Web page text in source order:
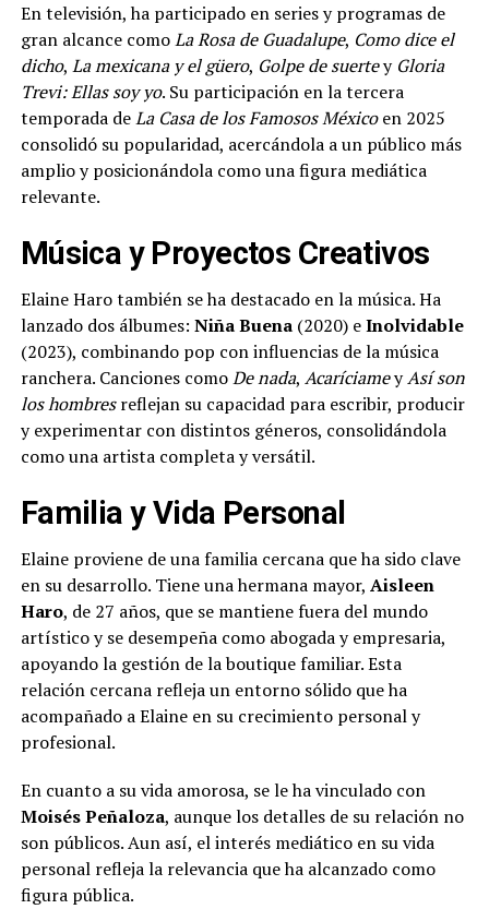
En televisión, ha participado en series y programas de
gran alcance comoLa Rosa de Guadalupe, Como dice el
dicho, La mexicana y el güero, Golpe de suertey Gloria
Trevi: Ellas soy yo. Su participación en la tercera
temporada deLa Casa de los Famosos Méxicoen 2025
consolidó su popularidad, acercándola a un público más
amplio y posicionándola como una figura mediática
relevante.
Música y Proyectos Creativos
Elaine Haro también se ha destacado en la música. Ha
lanzado dos álbumes: Niña Buena(2020) eInolvidable
(2023), combinando pop con influencias de la música
ranchera. Canciones comoDe nada, AcaríciameyAsí son
los hombresreflejan su capacidad para escribir, producir
y experimentar con distintos géneros, consolidándola
como una artista completa y versátil.
Familia y Vida Personal
Elaine proviene de una familia cercana que ha sido clave
en su desarrollo. Tiene una hermana mayor, Aisleen
Haro, de 27 años, que se mantiene fuera del mundo
artístico y se desempeña como abogada y empresaria,
apoyando la gestión de la boutique familiar. Esta
relación cercana refleja un entorno sólido que ha
acompañado a Elaine en su crecimiento personal y
profesional.
En cuanto a su vida amorosa, se le ha vinculado con
Moisés Peñaloza, aunque los detalles de su relación no
son públicos. Aun así, el interés mediático en su vida
personal refleja la relevancia que ha alcanzado como
figura pública.